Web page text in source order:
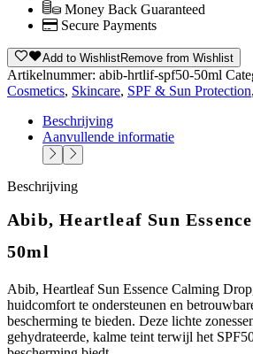
Money Back Guaranteed
Secure Payments
Add to WishlistRemove from Wishlist
Artikelnummer: abib-hrtlif-spf50-50ml
Cosmetics, Skincare, SPF & Sun Protection,
Beschrijving
Aanvullende informatie
Beschrijving
Abib, Heartleaf Sun
50ml
Abib, Heartleaf Sun Essence Calming
huidcomfort te ondersteunen en
bescherming te bieden. Deze lichte
gehydrateerde, kalme teint terwijl het